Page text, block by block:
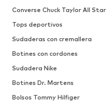
Converse Chuck Taylor All Star
Tops deportivos
Sudaderas con cremallera
Botines con cordones
Sudadera Nike
Botines Dr. Martens
Bolsos Tommy Hilfiger